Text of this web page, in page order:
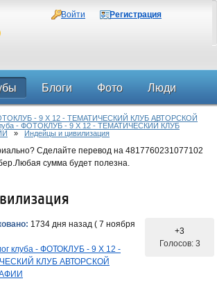
Войти Регистрация
Блоги Фото Люди
- 9 Х 12 - ТЕМАТИЧЕСКИЙ КЛУБ АВТОРСКОЙ
- ФОТОКЛУБ - 9 Х 12 - ТЕМАТИЧЕСКИЙ КЛУБ
» Индейцы и цивилизация
Сделайте перевод на 4817760231077102
сумма будет полезна.
1734 дня назад ( 7 ноября
клуба - ФОТОКЛУБ - 9 Х 12 -
КЛУБ АВТОРСКОЙ
+3
Голосов: 3